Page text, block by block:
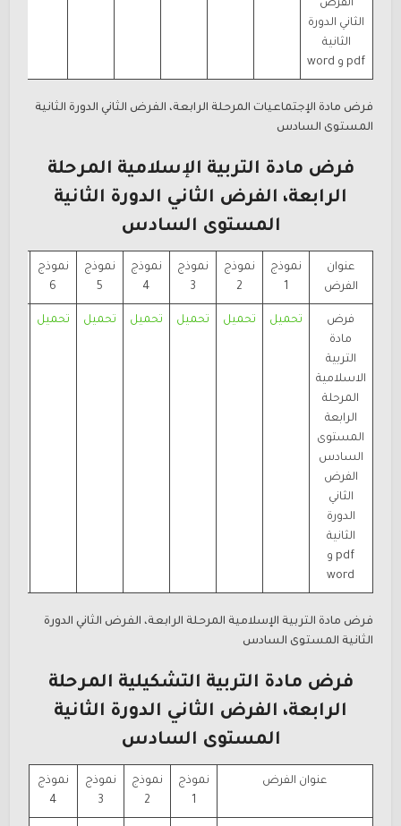
الفرض
الثاني الدورة
الثانية
pdf و word
فرض مادة الإجتماعيات المرحلة الرابعة، الفرض الثاني الدورة الثانية
المستوى السادس
فرض مادة التربية الإسلامية المرحلة
الرابعة، الفرض الثاني الدورة الثانية
المستوى السادس
عنوان
الفرض
نموذج
1
نموذج
2
نموذج
3
نموذج
4
نموذج
5
نموذج
6
فرض
مادة
التربية
الاسلامية
المرحلة
الرابعة
المستوى
السادس
الفرض
الثاني
الدورة
الثانية
pdf و
word
تحميل تحميل تحميل تحميل تحميل تحميل
فرض مادة التربية الإسلامية المرحلة الرابعة، الفرض الثاني الدورة
الثانية المستوى السادس
فرض مادة التربية التشكيلية المرحلة
الرابعة، الفرض الثاني الدورة الثانية
المستوى السادس
عنوان الفرض
نموذج
1
نموذج
2
نموذج
3
نموذج
4